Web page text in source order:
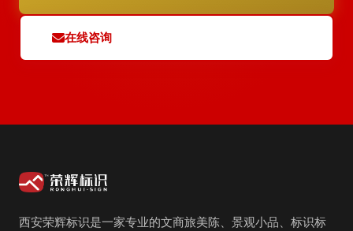
在线咨询
西安荣辉标识是一家专业的文商旅美陈、景观小品、标识标